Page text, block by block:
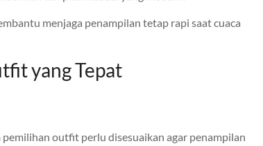
menjaga penampilan tetap rapi saat cuaca
yang Tepat
outfit perlu disesuaikan agar penampilan